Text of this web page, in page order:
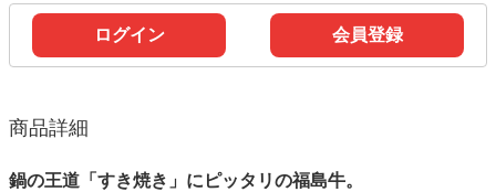
ログイン 会員登録
商品詳細
鍋の王道「すき焼き」にピッタリの福島牛。